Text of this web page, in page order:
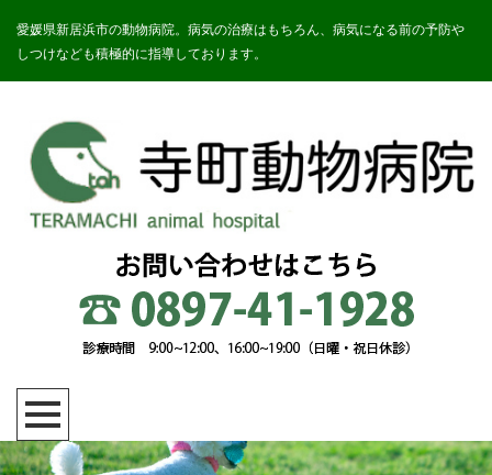
愛媛県新居浜市の動物病院。病気の治療はもちろん、病気になる前の予防や
しつけなども積極的に指導しております。